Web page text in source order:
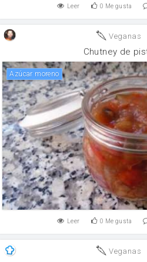
Leer 0 Me gusta
Veganas
Chutney de
Azúcar moreno
Leer 0 Me gusta
Veganas